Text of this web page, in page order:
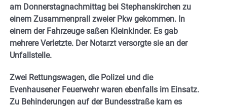
am Donnerstagnachmittag bei Stephanskirchen zu
einem Zusammenprall zweier Pkw gekommen. In
einem der Fahrzeuge saßen Kleinkinder. Es gab
mehrere Verletzte. Der Notarzt versorgte sie an der
Unfallstelle.
Zwei Rettungswagen, die Polizei und die
Evenhausener Feuerwehr waren ebenfalls im Einsatz.
Zu Behinderungen auf der Bundesstraße kam es